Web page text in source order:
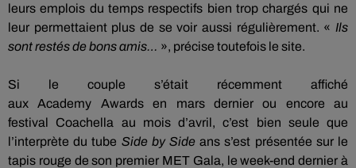
leurs emplois du temps respectifs bien trop chargés qui ne
leur permettaient plus de se voir aussi régulièrement. « Ils
sont restés de bons amis… », précise toutefois le site.
Si le couple s’était récemment affiché
aux
Academy Awards
en mars dernier ou encore au
festival
Coachella
au mois d’avril, c’est bien seule que
l’interprète du tube SidebySide ans s’est présentée sur le
tapis rouge de son premier MET Gala, le week-end dernier à